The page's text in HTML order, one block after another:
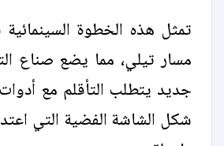
تمثل هذه الخطوة
مسار تيلي، مما يضع صناع
جديد يتطلب التأقلم مع
شكل الشاشة الفضية التي